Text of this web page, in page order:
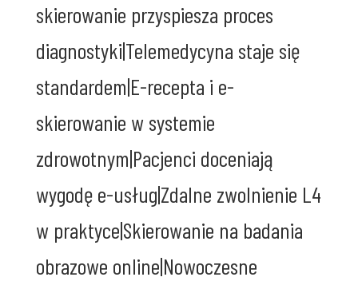
skierowanie przyspiesza proces
diagnostyki|Telemedycyna staje się
standardem|E-recepta i e-
skierowanie w systemie
zdrowotnym|Pacjenci doceniają
wygodę e-usług|Zdalne zwolnienie L4
w praktyce|Skierowanie na badania
obrazowe online|Nowoczesne